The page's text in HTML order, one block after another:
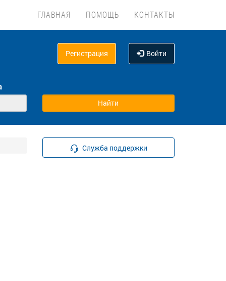
ГЛАВНАЯ ПОМОЩЬ КОНТАКТЫ
Регистрация Войти
Служба поддержки